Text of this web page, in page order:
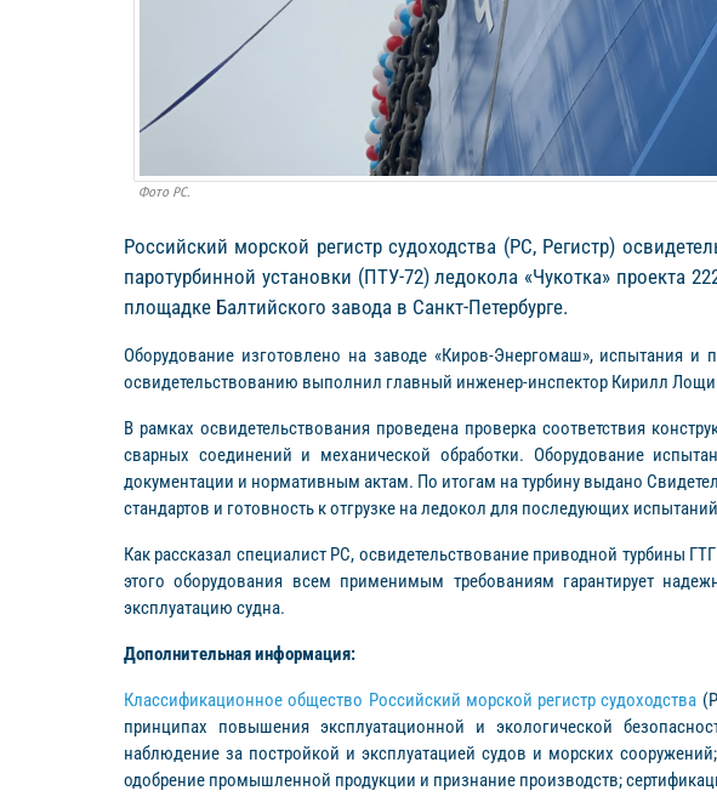
Фото РС.
Российский морской регистр судоходства (РС, Регистр)
паротурбинной установки (ПТУ-72) ледокола «Чукотка» проекта
площадке Балтийского завода в Санкт-Петербурге.
Оборудование изготовлено на заводе «Киров-Энергомаш», испытания
освидетельствованию выполнил главный инженер-инспектор Кирилл
В рамках освидетельствования проведена проверка соответствия
сварных соединений и механической обработки. Оборудование
документации и нормативным актам. По итогам на турбину выдано
стандартов и готовность к отгрузке на ледокол для последующих
Как рассказал специалист РС, освидетельствование приводной турбины
этого оборудования всем применимым требованиям гарантирует
эксплуатацию судна.
Дополнительная информация:
Классификационное общество Российский морской регистр судоходства
принципах повышения эксплуатационной и экологической
наблюдение за постройкой и эксплуатацией судов и морских
одобрение промышленной продукции и признание производств;